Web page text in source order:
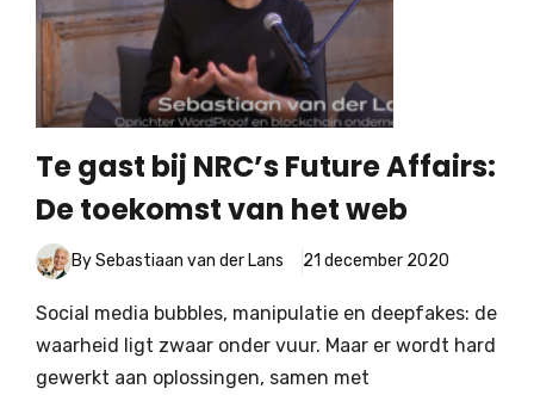
Te gast bij NRC’s Future Affairs:
De toekomst van het web
By Sebastiaan van der Lans 21 december 2020
Social media bubbles, manipulatie en deepfakes: de
waarheid ligt zwaar onder vuur. Maar er wordt hard
gewerkt aan oplossingen, samen met